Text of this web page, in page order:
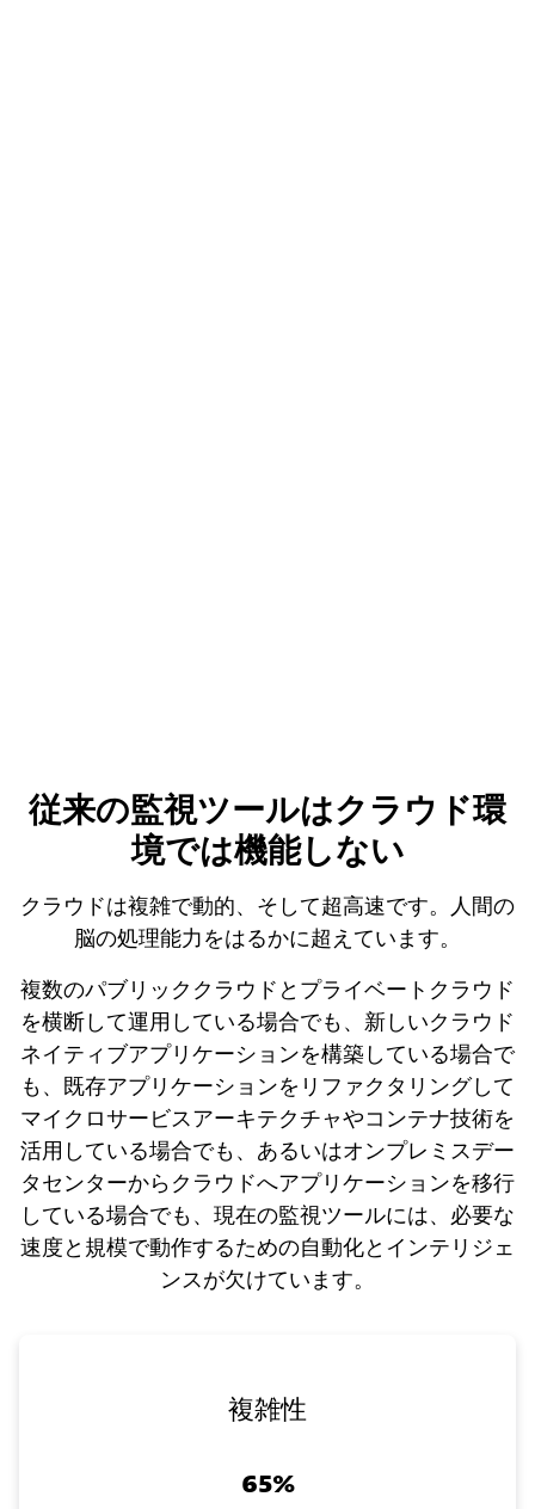
従来の監視ツールはクラウド環
境では機能しない
クラウドは複雑で動的、そして超高速です。人間の
脳の処理能力をはるかに超えています。
複数のパブリッククラウドとプライベートクラウド
を横断して運用している場合でも、新しいクラウド
ネイティブアプリケーションを構築している場合で
も、既存アプリケーションをリファクタリングして
マイクロサービスアーキテクチャやコンテナ技術を
活用している場合でも、あるいはオンプレミスデー
タセンターからクラウドへアプリケーションを移行
している場合でも、現在の監視ツールには、必要な
速度と規模で動作するための自動化とインテリジェ
ンスが欠けています。
複雑性
65%